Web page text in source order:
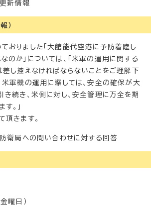
新情報
）
おりました「大館能代空港に予防着陸し
のか」については、「米軍の運用に関する
差し控えなければならないことをご理解下
米軍機の運用に際しては、安全の確保が大
き続き、米側に対し、安全管理に万全を期
。」
頂きます。
防衛局への問い合わせに対する回答
曜日）